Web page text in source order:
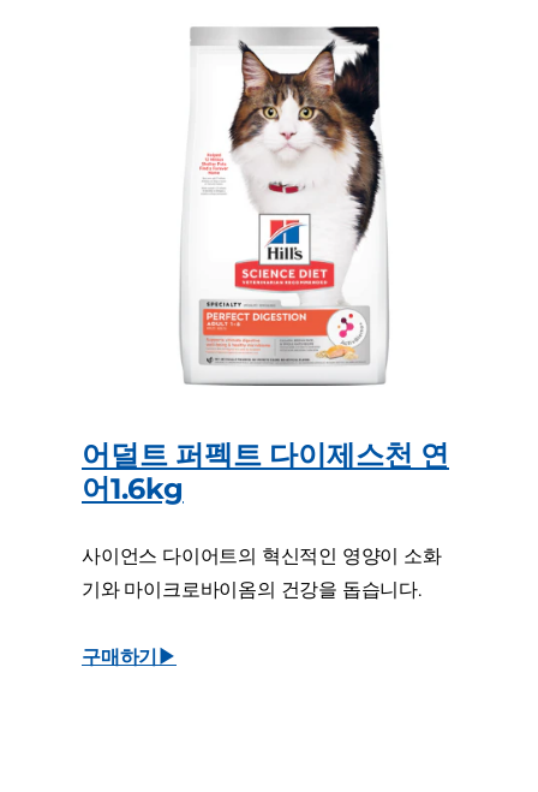
어덜트 퍼펙트 다이제스천 연
어1.6kg
사이언스 다이어트의 혁신적인 영양이 소화
기와 마이크로바이옴의 건강을 돕습니다.
구매하기▶